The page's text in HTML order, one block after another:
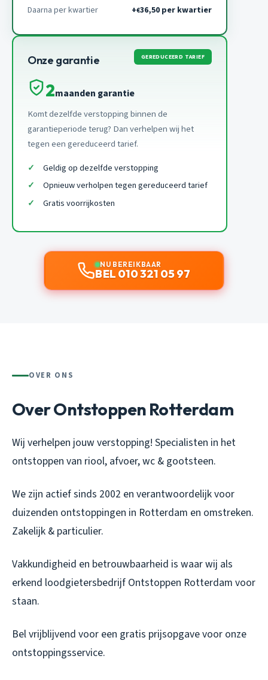
Daarna per kwartier +€36,50 per kwartier
Onze garantie GEREDUCEERD TARIEF
2maanden garantie
Komt dezelfde verstopping binnen de
garantieperiode terug? Dan verhelpen wij het
tegen een gereduceerd tarief.
Geldig op dezelfde verstopping
Opnieuw verholpen tegen gereduceerd tarief
Gratis voorrijkosten
NU BEREIKBAAR
BEL 010 321 05 97
OVER ONS
Over Ontstoppen Rotterdam
Wij verhelpen jouw verstopping! Specialisten in het
ontstoppen van riool, afvoer, wc & gootsteen.
We zijn actief sinds 2002 en verantwoordelijk voor
duizenden ontstoppingen in Rotterdam en omstreken.
Zakelijk & particulier.
Vakkundigheid en betrouwbaarheid is waar wij als
erkend loodgietersbedrijf Ontstoppen Rotterdam voor
staan.
Bel vrijblijvend voor een gratis prijsopgave voor onze
ontstoppingsservice.